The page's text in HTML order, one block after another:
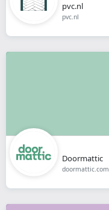
pvc.nl
pvc.nl
Doormattic
doormattic.com